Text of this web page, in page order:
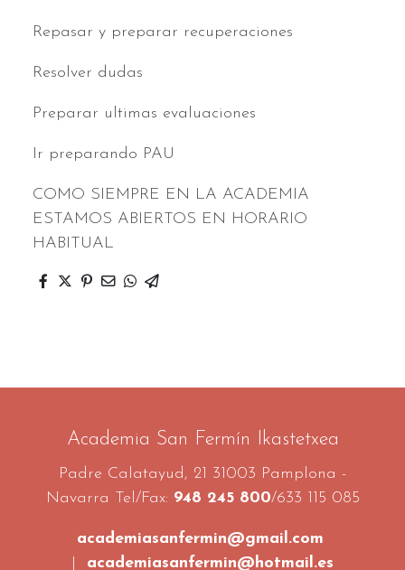
Repasar y preparar recuperaciones
Resolver dudas
Preparar ultimas evaluaciones
Ir preparando PAU
COMO SIEMPRE EN LA ACADEMIA
ESTAMOS ABIERTOS EN HORARIO
HABITUAL
Academia San Fermín Ikastetxea
Padre Calatayud, 21 31003 Pamplona -
Navarra Tel/Fax: 948 245 800/633 115 085
academiasanfermin@gmail.com
academiasanfermin@hotmail.es